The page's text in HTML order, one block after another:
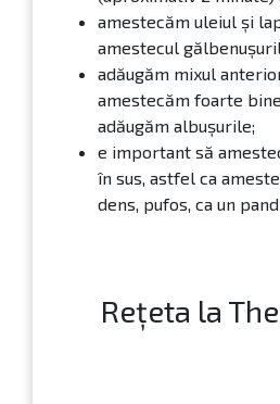
amestecăm uleiul și
amestecul
adăugăm mixul
amestecăm foarte
adăugăm albușurile;
e important să
în sus, astfel ca
dens, pufos, ca un
Rețeta la